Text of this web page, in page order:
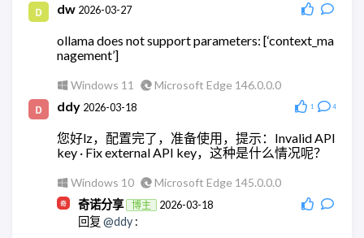
奇诺分享
可以试试微信官方的claude机器人。
Windows 11 Chrome 148.0.0.0
wodty2026-05-28
有相关教学么，查了全都是ai。单纯消耗token太贵
了
Windows 11 Microsoft Edge 148.0.0.0
wodty2026-05-28
回复@奇诺分享
dw 2026-03-27
ollama does not support parameters: [‘context_ma
nagement’]
Windows 11 Microsoft Edge 146.0.0.0
ddy 2026-03-18 1 4
您好lz，配置完了，准备使用，提示：Invalid API
key · Fix external API key，这种是什么情况呢？
Windows 10
Microsoft Edge 145.0.0.0
奇诺分享
博主 2026-03-18
回复 @ddy :